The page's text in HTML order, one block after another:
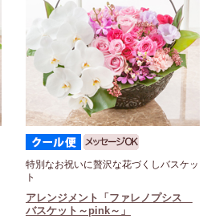
特別なお祝いに贅沢な花づくしバスケッ
ト
アレンジメント「ファレノプシス
バスケット～pink～」